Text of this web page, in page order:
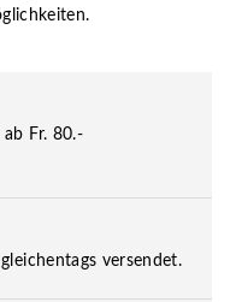
Fr. 80.-
versendet.